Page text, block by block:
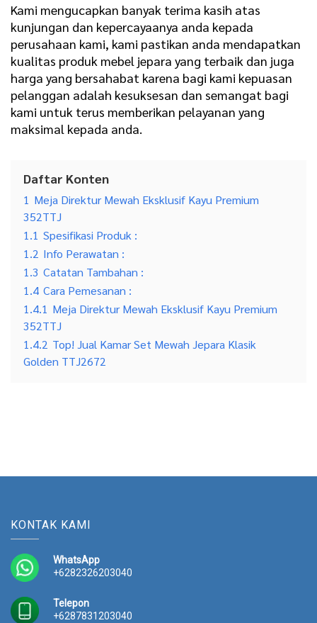
Kami mengucapkan banyak terima kasih atas
kunjungan dan kepercayaanya anda kepada
perusahaan kami, kami pastikan anda mendapatkan
kualitas produk mebel jepara yang terbaik dan juga
harga yang bersahabat karena bagi kami kepuasan
pelanggan adalah kesuksesan dan semangat bagi
kami untuk terus memberikan pelayanan yang
maksimal kepada anda.
Daftar Konten
1 Meja Direktur Mewah Eksklusif Kayu Premium
352TTJ
1.1 Spesifikasi Produk :
1.2 Info Perawatan :
1.3 Catatan Tambahan :
1.4 Cara Pemesanan :
1.4.1 Meja Direktur Mewah Eksklusif Kayu Premium
352TTJ
1.4.2 Top! Jual Kamar Set Mewah Jepara Klasik
Golden TTJ2672
KONTAK KAMI
WhatsApp
+6282326203040
Telepon
+6287831203040